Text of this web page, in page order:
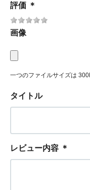
評価 ＊
画像
一つのファイルサイズは
タイトル
レビュー内容 ＊